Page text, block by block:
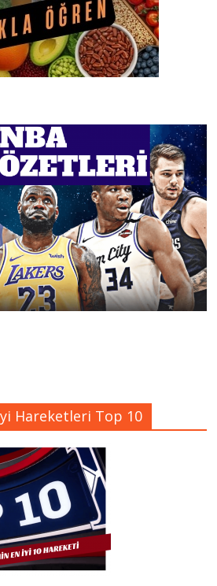
Hareketleri Top 10